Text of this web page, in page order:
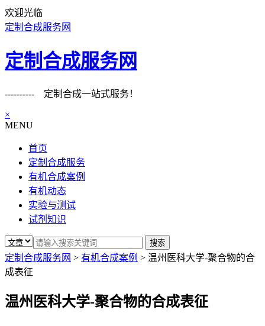
欢迎光临
定制合成服务网
定制合成服务网
---------- 定制合成一站式服务！
×
MENU
首页
定制合成服务
有机合成案例
有机动态
实验与测试
试剂知识
定制合成服务网 > 有机合成案例 > 温州医科大学-聚合物的合
成表征
温州医科大学-聚合物的合成表征